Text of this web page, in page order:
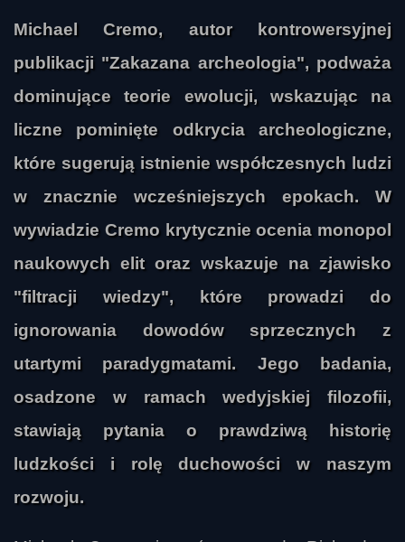
Michael Cremo, autor kontrowersyjnej
publikacji "Zakazana archeologia", podważa
dominujące teorie ewolucji, wskazując na
liczne pominięte odkrycia archeologiczne,
które sugerują istnienie współczesnych ludzi
w znacznie wcześniejszych epokach. W
wywiadzie Cremo krytycznie ocenia monopol
naukowych elit oraz wskazuje na zjawisko
"filtracji wiedzy", które prowadzi do
ignorowania dowodów sprzecznych z
utartymi paradygmatami. Jego badania,
osadzone w ramach wedyjskiej filozofii,
stawiają pytania o prawdziwą historię
ludzkości i rolę duchowości w naszym
rozwoju.